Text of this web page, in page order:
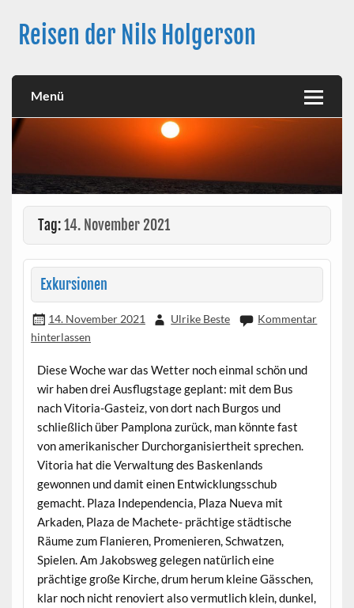
contentReisen der Nils Holgerson
Menü
Tag:14. November 2021
Exkursionen
14. November 2021 Ulrike Beste
Kommentar
hinterlassen
Diese Woche war das Wetter noch einmal schön und
wir haben drei Ausflugstage geplant: mit dem Bus
nach Vitoria-Gasteiz, von dort nach Burgos und
schließlich über Pamplona zurück, man könnte fast
von amerikanischer Durchorganisiertheit sprechen.
Vitoria hat die Verwaltung des Baskenlands
gewonnen und damit einen Entwicklungsschub
gemacht. Plaza Independencia, Plaza Nueva mit
Arkaden, Plaza de Machete- prächtige städtische
Räume zum Flanieren, Promenieren, Schwatzen,
Spielen. Am Jakobsweg gelegen natürlich eine
prächtige große Kirche, drum herum kleine Gässchen,
klar noch nicht renoviert also vermutlich klein, dunkel,